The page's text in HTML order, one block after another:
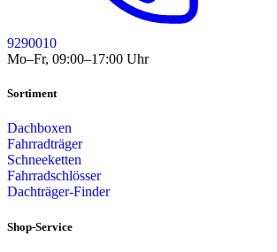
9290010
Mo–Fr, 09:00–17:00 Uhr
Sortiment
Dachboxen
Fahrradträger
Schneeketten
Fahrradschlösser
Dachträger-Finder
Shop-Service